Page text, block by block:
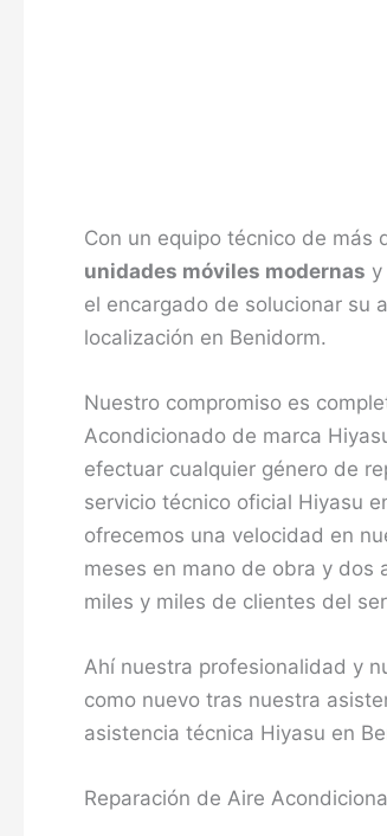
Con un equipo técnico de más
unidades móviles modernas
el encargado de solucionar su
localización en Benidorm.
Nuestro compromiso es
Acondicionado de marca
efectuar cualquier género de
servicio técnico oficial Hiyasu
ofrecemos una velocidad en
meses en mano de obra y dos
miles y miles de clientes del
Ahí nuestra profesionalidad y
como nuevo tras nuestra
asistencia técnica Hiyasu en
Reparación de Aire